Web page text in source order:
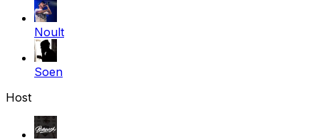
Noult
Soen
Host